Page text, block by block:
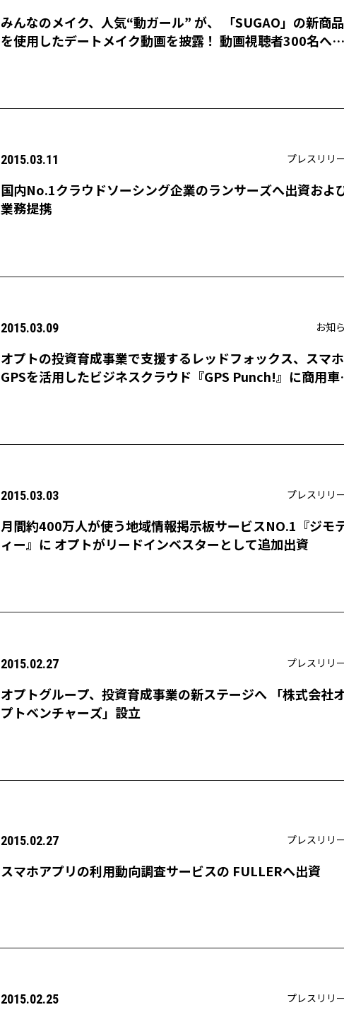
みんなのメイク、人気“動ガール” が、 「SUGAO」の新商品
を使用したデートメイク動画を披露！ 動画視聴者300名へ商
2015.03.11 プレスリリ
国内No.1クラウドソーシング企業のランサーズへ出資およ
業務提携
2015.03.09 お知
オプトの投資育成事業で支援するレッドフォックス、スマホ
GPSを活用したビジネスクラウド『GPS Punch!』に商用車
2015.03.03 プレスリリ
月間約400万人が使う地域情報掲示板サービスNO.1『ジモ
ィー』に オプトがリードインベスターとして追加出資
2015.02.27 プレスリリ
オプトグループ、投資育成事業の新ステージへ 「株式会社
プトベンチャーズ」設立
2015.02.27 プレスリリ
スマホアプリの利用動向調査サービスの FULLERへ出資
2015.02.25 プレスリリ